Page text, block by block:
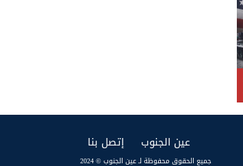
عين الجنوب إتصل بنا
جميع الحقوق محفوظة لـ عين الجنوب © 2024